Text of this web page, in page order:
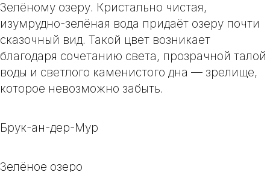
Зелёному озеру. Кристально чистая,
изумрудно-зелёная вода придаёт озеру почти
сказочный вид. Такой цвет возникает
благодаря сочетанию света, прозрачной талой
воды и светлого каменистого дна — зрелище,
которое невозможно забыть.
Брук-ан-дер-Мур
Зелёное озеро